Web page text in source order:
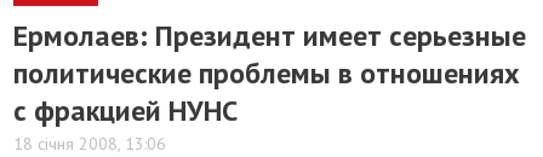
Ермолаев: Президент имеет серьезные
политические проблемы в отношениях
с фракцией НУНС
18 січня 2008, 13:06